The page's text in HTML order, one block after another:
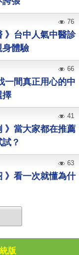
》台中人氣中醫診
身體驗
76
一間真正用心的中
擇
66
》當大家都在推薦
？
41
》看一次就懂為什
63
版